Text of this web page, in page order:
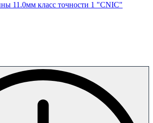
11.0мм класс точности 1 "CNIC"